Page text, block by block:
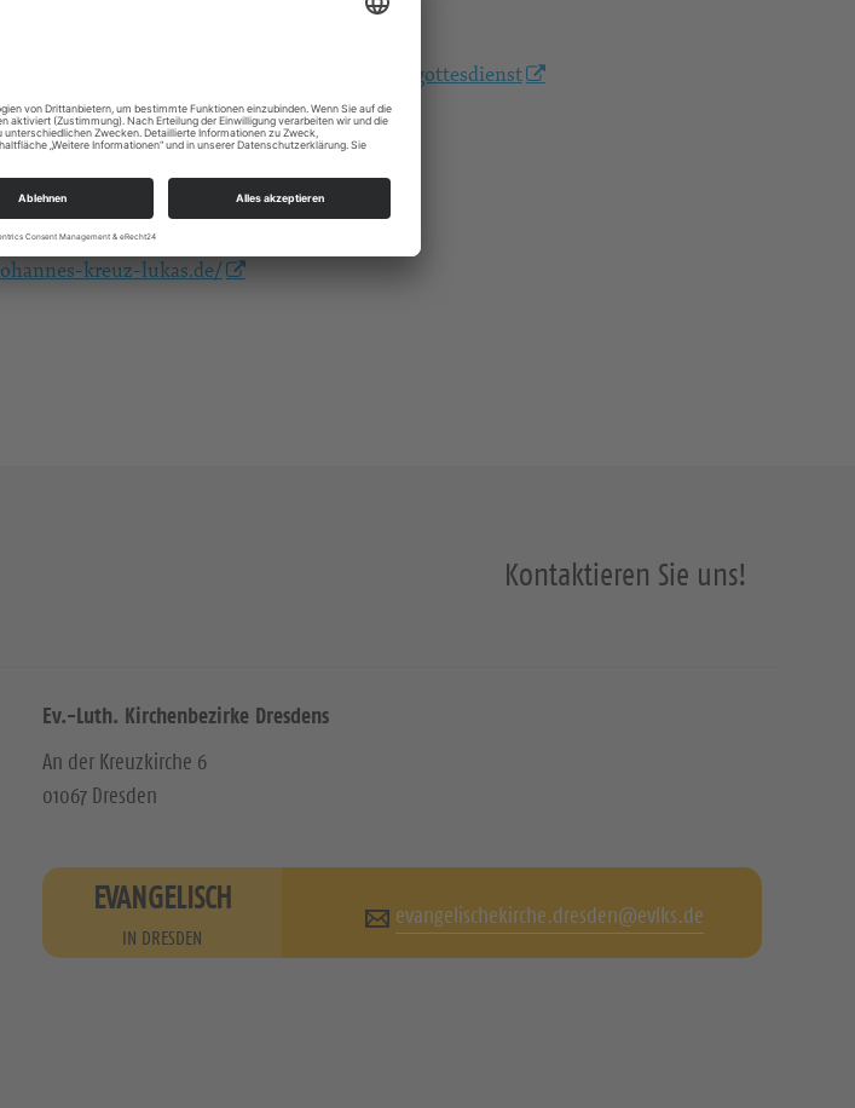
de/e/41724091/sakramentsgottesdienst
Johannes-Kreuz-Lukas Dresden
6
kreuz-lukas@evlks.de
kreuz-lukas.de/
Kontaktieren Sie uns!
Ev.-Luth. Kirchenbezirke Dresdens
An der Kreuzkirche 6
01067 Dresden
EVANGELISCH
IN DRESDEN
evangelischekirche.dresden@evlks.de